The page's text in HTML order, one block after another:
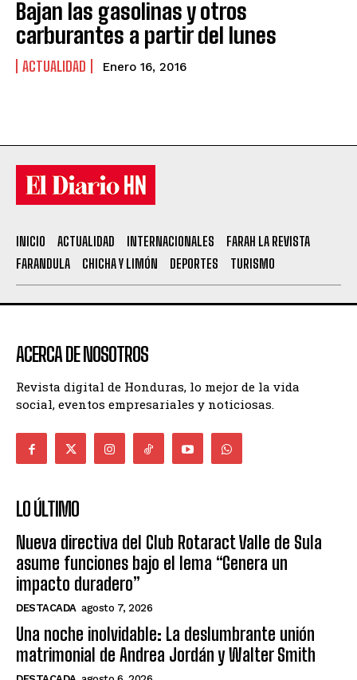
Bajan las gasolinas y otros
carburantes a partir del lunes
ACTUALIDAD Enero 16, 2016
INICIO ACTUALIDAD INTERNACIONALES
FARAH LA REVISTA
FARANDULA
CHICHA Y LIMÓN DEPORTES TURISMO
ACERCA DE NOSOTROS
Revista digital de Honduras, lo mejor de la vida
social, eventos empresariales y noticiosas.
LO ÚLTIMO
Nueva directiva del Club Rotaract Valle de Sula
asume funciones bajo el lema “Genera un
impacto duradero”
DESTACADA agosto 7, 2026
Una noche inolvidable: La deslumbrante unión
matrimonial de Andrea Jordán y Walter Smith